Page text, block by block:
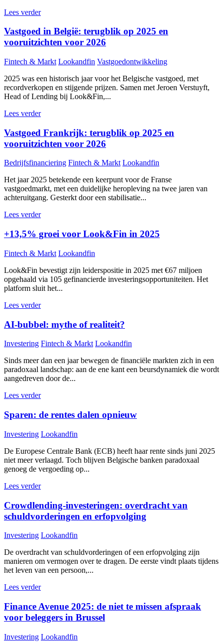
Lees verder
Vastgoed in België: terugblik op 2025 en
vooruitzichten voor 2026
Fintech & Markt Lookandfin Vastgoedontwikkeling
2025 was een historisch jaar voor het Belgische vastgoed, met
recordverkopen en stijgende prijzen. Samen met Jeroen Verstuyft,
Head of Lending bij Look&Fin,...
Lees verder
Vastgoed Frankrijk: terugblik op 2025 en
vooruitzichten voor 2026
Bedrijfsfinanciering Fintech & Markt Lookandfin
Het jaar 2025 betekende een keerpunt voor de Franse
vastgoedmarkt, met een duidelijke heropleving na twee jaren van
achteruitgang. Gesterkt door een stabilisatie...
Lees verder
+13,5% groei voor Look&Fin in 2025
Fintech & Markt Lookandfin
Look&Fin bevestigt zijn leiderspositie in 2025 met €67 miljoen
opgehaald via 105 gefinancierde investeringsopportuniteiten. Het
platform sluit het...
Lees verder
AI-bubbel: mythe of realiteit?
Investering Fintech & Markt Lookandfin
Sinds meer dan een jaar bewegen de financiële markten zich in een
paradoxaal landschap: aan de ene kant een beursdynamiek die wordt
aangedreven door de...
Lees verder
Sparen: de rentes dalen opnieuw
Investering Lookandfin
De Europese Centrale Bank (ECB) heeft haar rente sinds juni 2025
niet meer verlaagd. Toch blijven Belgische banken paradoxaal
genoeg de vergoeding op...
Lees verder
Crowdlending-investeringen: overdracht van
schuldvorderingen en erfopvolging
Investering Lookandfin
De overdracht van schuldvorderingen of een erfopvolging zijn
manieren om vermogen over te dragen. De eerste vindt plaats tijdens
het leven van een persoon,...
Lees verder
Finance Avenue 2025: de niet te missen afspraak
voor beleggers in Brussel
Investering Lookandfin